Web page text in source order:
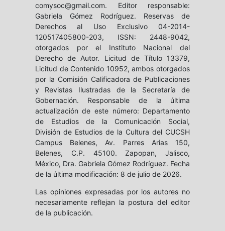
comysoc@gmail.com. Editor responsable:
Gabriela Gómez Rodríguez. Reservas de
Derechos al Uso Exclusivo 04-2014-
120517405800-203, ISSN: 2448-9042,
otorgados por el Instituto Nacional del
Derecho de Autor. Licitud de Título 13379,
Licitud de Contenido 10952, ambos otorgados
por la Comisión Calificadora de Publicaciones
y Revistas Ilustradas de la Secretaría de
Gobernación. Responsable de la última
actualización de este número: Departamento
de Estudios de la Comunicación Social,
División de Estudios de la Cultura del CUCSH
Campus Belenes, Av. Parres Arias 150,
Belenes, C.P. 45100. Zapopan, Jalisco,
México, Dra. Gabriela Gómez Rodríguez. Fecha
de la última modificación: 8 de julio de 2026.
Las opiniones expresadas por los autores no
necesariamente reflejan la postura del editor
de la publicación.